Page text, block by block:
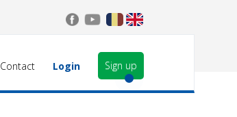
Contact Login Sign up